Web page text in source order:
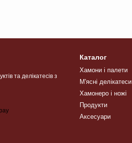
та делікатесів з
Каталог
Хамони і палети
М'ясні делікатеси
Хамонеро і ножі
Продукти
Аксесуари